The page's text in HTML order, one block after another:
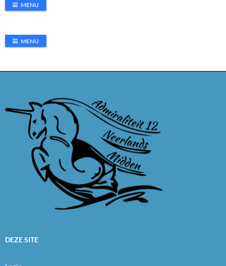
MENU
MENU
DEZE SITE